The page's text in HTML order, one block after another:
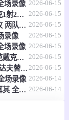
直播中
哈沃尔罕
即将开始
场录像 2026-06-15
开门红！瑞典5-1大胜突尼斯 约克雷斯传射伊萨克1射2传阿亚里双响 2026-06-15
绝杀！科特迪瓦1-0厄瓜多尔 阿玛德制胜辛戈助攻 两队4中门框 2026-06-15
录像 2026-06-15
场录像 2026-06-15
两度扳平！日本绝平2-2荷兰 镰田大地被动破门范戴克世界杯首球 2026-06-15
惨案！德国7-1库拉索 德国6人破门哈弗茨双响翁达夫替补1射2传 2026-06-15
场录像 2026-06-14
06月14日 世界杯小组赛D组第1轮 澳大利亚vs土耳其 全场录像 2026-06-14